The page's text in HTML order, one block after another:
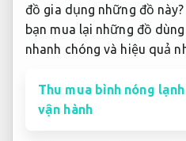
đồ gia dụng những đồ
bạn mua lại những đồ
nhanh chóng và hiệu quả
Thu mua bình nóng
vận hành